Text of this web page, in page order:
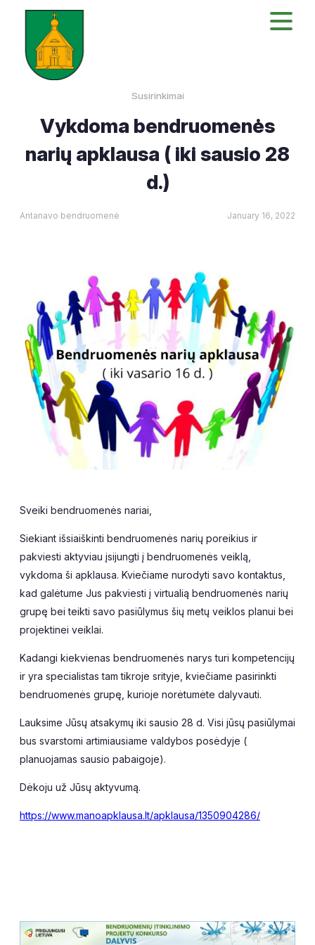
Susirinkimai
Vykdoma bendruomenės
narių apklausa ( iki sausio 28
d.)
Antanavo bendruomenė January 16, 2022
Sveiki bendruomenės nariai,
Siekiant išsiaiškinti bendruomenės narių poreikius ir
pakviesti aktyviau įsijungti į bendruomenės veiklą,
vykdoma ši apklausa. Kviečiame nurodyti savo kontaktus,
kad galėtume Jus pakviesti į virtualią bendruomenės narių
grupę bei teikti savo pasiūlymus šių metų veiklos planui bei
projektinei veiklai.
Kadangi kiekvienas bendruomenės narys turi kompetencijų
ir yra specialistas tam tikroje srityje, kviečiame pasirinkti
bendruomenės grupę, kurioje norėtumėte dalyvauti.
Lauksime Jūsų atsakymų iki sausio 28 d. Visi jūsų pasiūlymai
bus svarstomi artimiausiame valdybos posėdyje (
planuojamas sausio pabaigoje).
Dėkoju už Jūsų aktyvumą.
https://www.manoapklausa.lt/apklausa/1350904286/